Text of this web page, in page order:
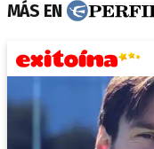
MÁS EN